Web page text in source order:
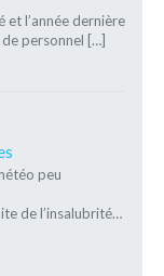
et l’année dernière
personnel […]
peu
de l’insalubrité…